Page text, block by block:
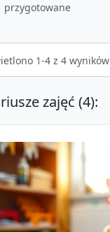
przygotowane
1-4 z 4 wyników
zajęć (4):